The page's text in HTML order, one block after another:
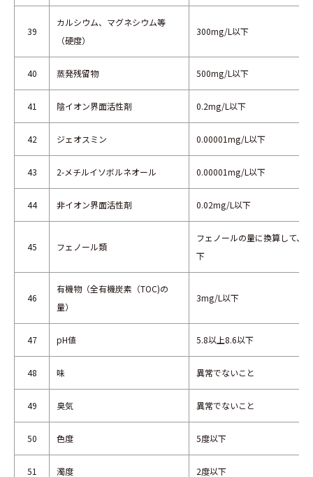
39
カルシウム、マグネシウム等
（硬度）
300mg/L以下
40 蒸発残留物 500mg/L以下
41 陰イオン界面活性剤 0.2mg/L以下
42 ジェオスミン 0.00001mg/L以下
43 2-メチルイソボルネオール 0.00001mg/L以下
44 非イオン界面活性剤 0.02mg/L以下
45 フェノール類
フェノールの量に換算して、
下
46
有機物（全有機炭素（TOC)の
量）
3mg/L以下
47 pH値 5.8以上8.6以下
48 味 異常でないこと
49 臭気 異常でないこと
50 色度 5度以下
51 濁度 2度以下